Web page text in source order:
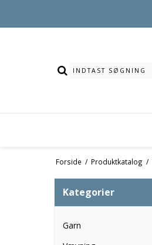
Forside / Produktkatalog /
Kategorier
Garn